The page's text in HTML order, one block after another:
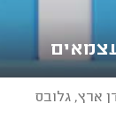
ארץ, גלובס